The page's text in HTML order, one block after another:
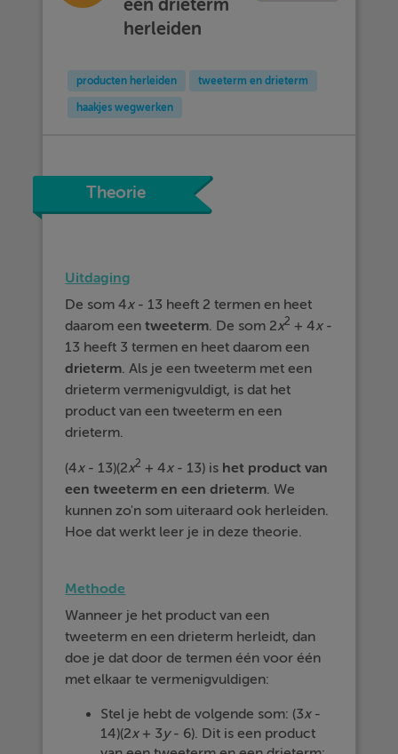
een drieterm
herleiden
producten herleiden tweeterm en drieterm
haakjes wegwerken
Theorie
Uitdaging
De som 4x- 13 heeft 2 termen en heet
daarom eentweeterm. De som 2x2 + 4x -
13 heeft 3 termen en heet daarom een
drieterm. Als je een tweeterm met een
drieterm vermenigvuldigt, is dat het
product van een tweeterm en een
drieterm.
(4x- 13)(2x2 + 4x- 13) is het product van
een tweeterm en een drieterm. We
kunnen zo'n som uiteraard ook herleiden.
Hoe dat werkt leer je in deze theorie.
Methode
Wanneer je het product van een
tweeterm en een drieterm herleidt, dan
doe je dat door de termen één voor één
met elkaar te vermenigvuldigen:
Stel je hebt de volgende som: (3x -
14)(2x+ 3y- 6). Dit is een product